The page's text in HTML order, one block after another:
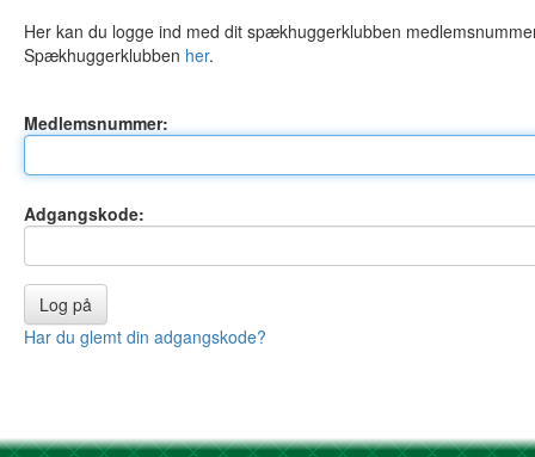
Her kan du logge ind med dit spækhuggerklubben
Spækhuggerklubben her.
Medlemsnummer:
Adgangskode:
Har du glemt din adgangskode?